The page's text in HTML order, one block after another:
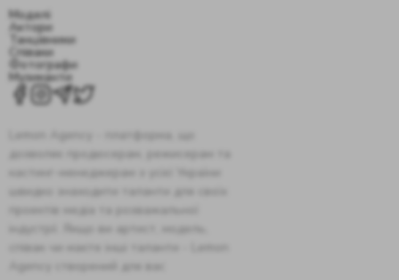
Моделі
Актори
Танцівники
Співаки
Фотографи
Музиканти
Lemon Agency - платформа, що
дозволяє продюсерам, режисерам та
кастинг-менеджерам з усієї України
швидко знаходити таланти для своїх
проектів медіа та розважальної
індустрії. Якщо ви артист, модель,
співак чи маєте інші таланти - Lemon
Agency створений для вас